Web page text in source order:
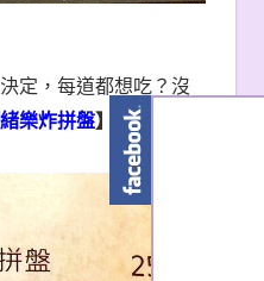
定，每道都想吃？沒
樂炸拼盤】 ！